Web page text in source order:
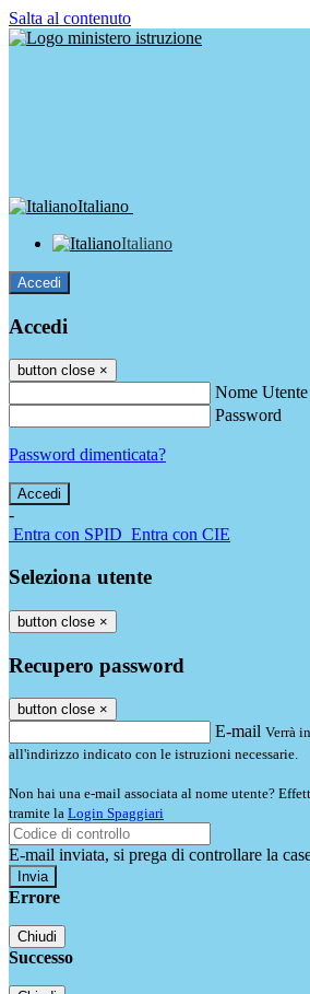
Salta al contenuto
Italiano
Italiano
Accedi
Accedi
button close ×
Nome Utente
Password
Password dimenticata?
-
Entra con SPID Entra con CIE
Seleziona utente
button close ×
Recupero password
button close ×
E-mail Verrà
all'indirizzo indicato con le istruzioni necessarie.
Non hai una e-mail associata al nome utente?
tramite la Login Spaggiari
E-mail inviata, si prega di controllare la
Errore
Chiudi
Successo